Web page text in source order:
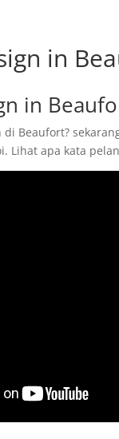
in
in
di Beaufort?
Lihat apa kata